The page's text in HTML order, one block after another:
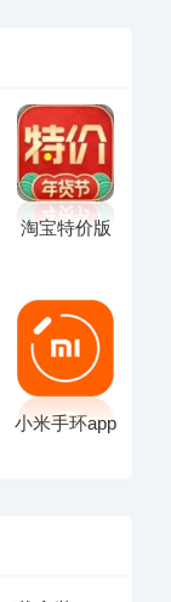
淘宝特价版
小米手环app